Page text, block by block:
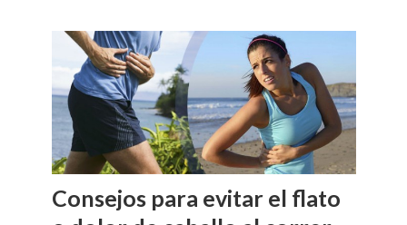
Consejos para evitar el flato